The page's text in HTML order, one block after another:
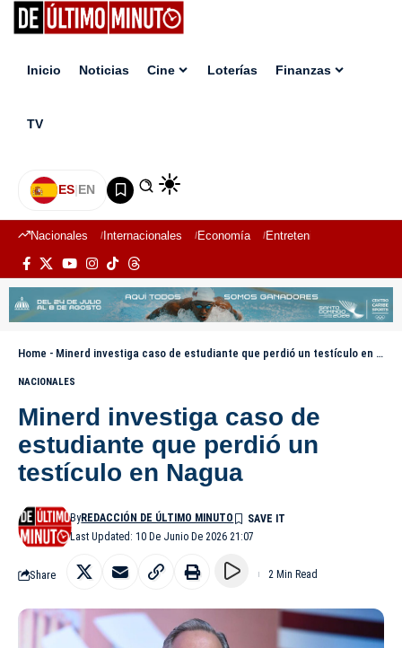
Inicio Noticias Cine Loterías Finanzas
TV
ES|EN
Nacionales Internacionales Economía Entretenimiento
Home - Minerd investiga caso de estudiante que perdió un testículo en Nagua
NACIONALES
Minerd investiga caso de
estudiante que perdió un
testículo en Nagua
Last Updated: 10 De Junio De 2026 21:07
ByREDACCIÓN DE ÚLTIMO MINUTO
Share 2 Min Read